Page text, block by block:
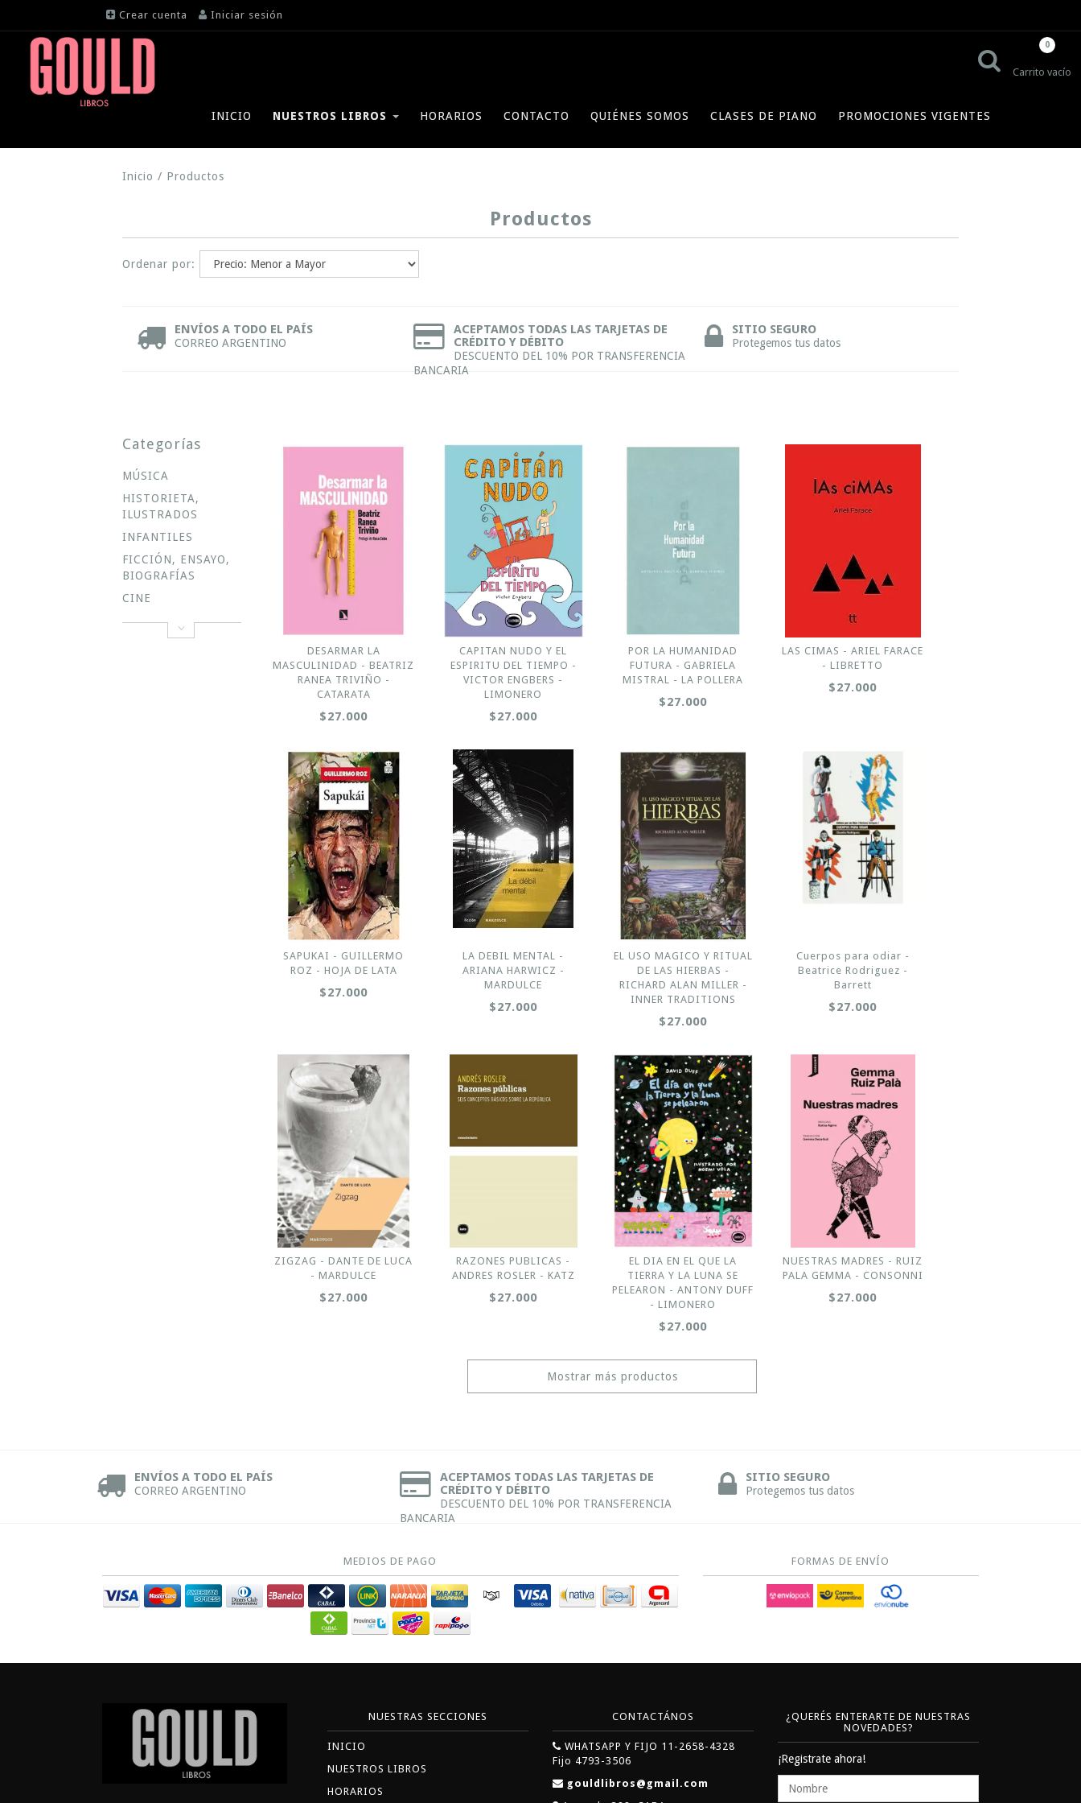
Crear cuenta Iniciar sesión
Carrito vacío
0
INICIO NUESTROS LIBROS HORARIOS CONTACTO QUIÉNES SOMOS CLASES DE PIANO PROMOCIONES VIGENTES
Inicio / Productos
Productos
Ordenar por:
ENVÍOS A TODO EL PAÍS
CORREO ARGENTINO
ACEPTAMOS TODAS LAS TARJETAS DE
CRÉDITO Y DÉBITO
DESCUENTO DEL 10% POR TRANSFERENCIA
BANCARIA
SITIO SEGURO
Protegemos tus datos
Categorías
MÚSICA
HISTORIETA,
ILUSTRADOS
INFANTILES
FICCIÓN, ENSAYO,
BIOGRAFÍAS
CINE
DESARMAR LA
MASCULINIDAD - BEATRIZ
RANEA TRIVIÑO -
CATARATA
$27.000
CAPITAN NUDO Y EL
ESPIRITU DEL TIEMPO -
VICTOR ENGBERS -
LIMONERO
$27.000
POR LA HUMANIDAD
FUTURA - GABRIELA
MISTRAL - LA POLLERA
$27.000
LAS CIMAS - ARIEL FARACE
- LIBRETTO
$27.000
SAPUKAI - GUILLERMO
ROZ - HOJA DE LATA
$27.000
LA DEBIL MENTAL -
ARIANA HARWICZ -
MARDULCE
$27.000
EL USO MAGICO Y RITUAL
DE LAS HIERBAS -
RICHARD ALAN MILLER -
INNER TRADITIONS
$27.000
Cuerpos para odiar -
Beatrice Rodriguez -
Barrett
$27.000
ZIGZAG - DANTE DE LUCA
- MARDULCE
$27.000
RAZONES PUBLICAS -
ANDRES ROSLER - KATZ
$27.000
EL DIA EN EL QUE LA
TIERRA Y LA LUNA SE
PELEARON - ANTONY DUFF
- LIMONERO
$27.000
NUESTRAS MADRES - RUIZ
PALA GEMMA - CONSONNI
$27.000
Mostrar más productos
ENVÍOS A TODO EL PAÍS
CORREO ARGENTINO
ACEPTAMOS TODAS LAS TARJETAS DE
CRÉDITO Y DÉBITO
DESCUENTO DEL 10% POR TRANSFERENCIA
BANCARIA
SITIO SEGURO
Protegemos tus datos
MEDIOS DE PAGO FORMAS DE ENVÍO
NUESTRAS SECCIONES
INICIO
NUESTROS LIBROS
HORARIOS
CONTACTÁNOS
WHATSAPP Y FIJO 11-2658-4328
Fijo 4793-3506
gouldlibros@gmail.com
¿QUERÉS ENTERARTE DE NUESTRAS
NOVEDADES?
¡Registrate ahora!